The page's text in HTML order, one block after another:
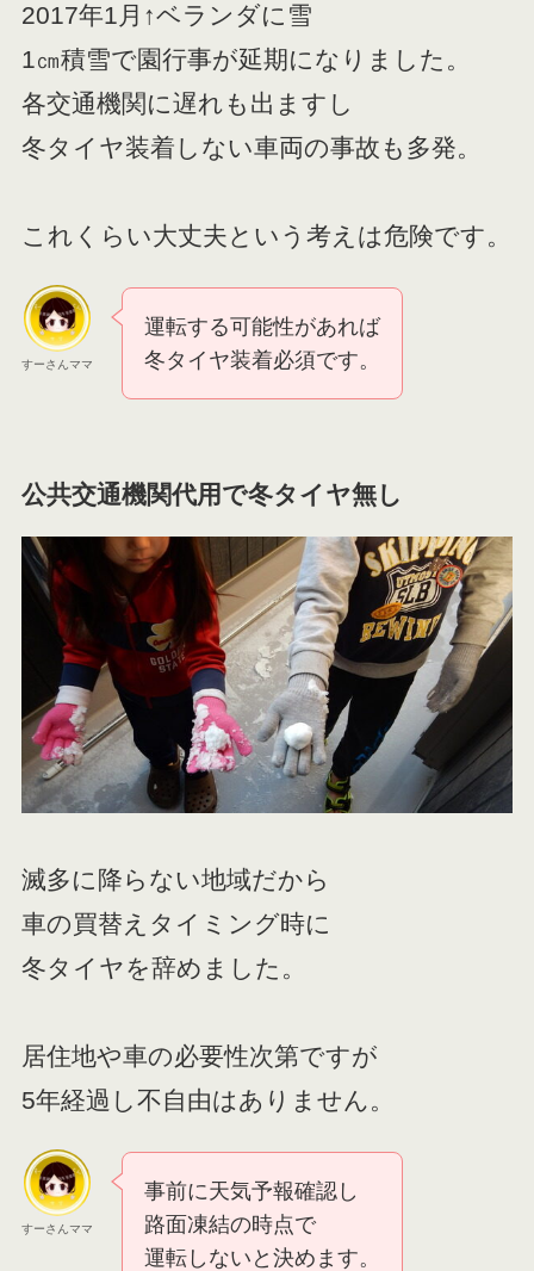
2017年1月↑ベランダに雪
1㎝積雪で園行事が延期になりました。
各交通機関に遅れも出ますし
冬タイヤ装着しない車両の事故も多発。
これくらい大丈夫という考えは危険です。
すーさんママ
運転する可能性があれば
冬タイヤ装着必須です。
公共交通機関代用で冬タイヤ無し
滅多に降らない地域だから
車の買替えタイミング時に
冬タイヤを辞めました。
居住地や車の必要性次第ですが
5年経過し不自由はありません。
すーさんママ
事前に天気予報確認し
路面凍結の時点で
運転しないと決めます。